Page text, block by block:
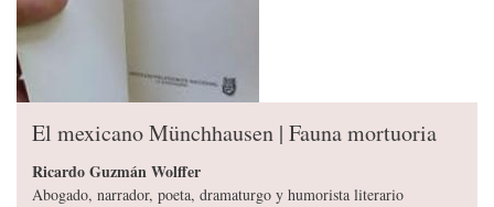
El mexicano Münchhausen | Fauna mortuoria
Ricardo Guzmán Wolffer
Abogado, narrador, poeta, dramaturgo y humorista literario